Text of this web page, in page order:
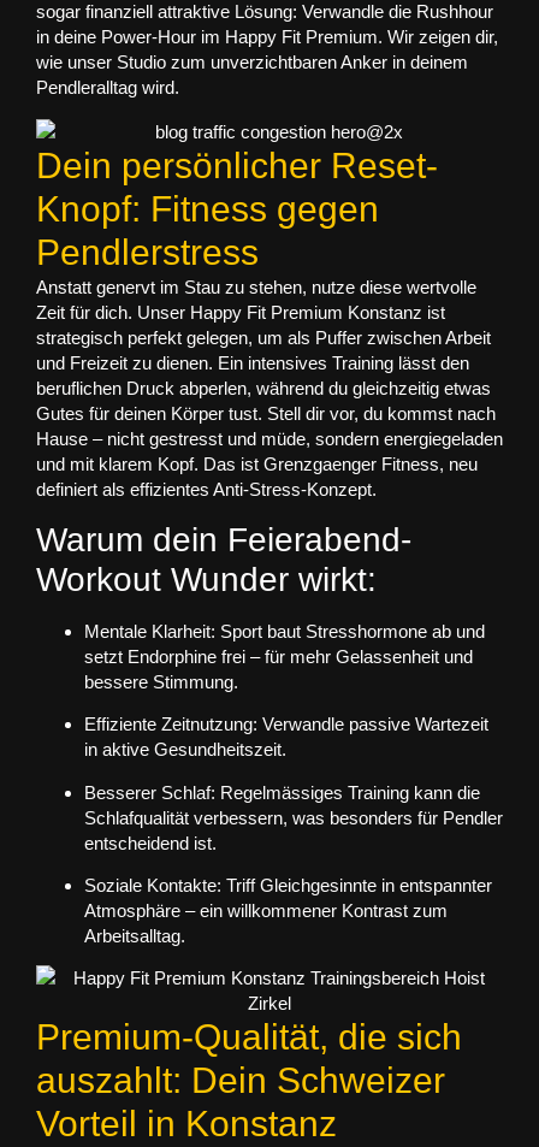
sogar finanziell attraktive Lösung: Verwandle die Rushhour
in deine Power-Hour im Happy Fit Premium. Wir zeigen dir,
wie unser Studio zum unverzichtbaren Anker in deinem
Pendleralltag wird.
Dein persönlicher Reset-
Knopf: Fitness gegen
Pendlerstress
Anstatt genervt im Stau zu stehen, nutze diese wertvolle
Zeit für dich. Unser Happy Fit Premium Konstanz ist
strategisch perfekt gelegen, um als Puffer zwischen Arbeit
und Freizeit zu dienen. Ein intensives Training lässt den
beruflichen Druck abperlen, während du gleichzeitig etwas
Gutes für deinen Körper tust. Stell dir vor, du kommst nach
Hause – nicht gestresst und müde, sondern energiegeladen
und mit klarem Kopf. Das ist Grenzgaenger Fitness, neu
definiert als effizientes Anti-Stress-Konzept.
Warum dein Feierabend-
Workout Wunder wirkt:
Mentale Klarheit: Sport baut Stresshormone ab und
setzt Endorphine frei – für mehr Gelassenheit und
bessere Stimmung.
Effiziente Zeitnutzung: Verwandle passive Wartezeit
in aktive Gesundheitszeit.
Besserer Schlaf: Regelmässiges Training kann die
Schlafqualität verbessern, was besonders für Pendler
entscheidend ist.
Soziale Kontakte: Triff Gleichgesinnte in entspannter
Atmosphäre – ein willkommener Kontrast zum
Arbeitsalltag.
Premium-Qualität, die sich
auszahlt: Dein Schweizer
Vorteil in Konstanz